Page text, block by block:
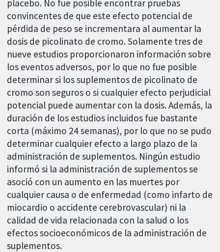
placebo. No fue posible encontrar pruebas
convincentes de que este efecto potencial de
pérdida de peso se incrementara al aumentar la
dosis de picolinato de cromo. Solamente tres de
nueve estudios proporcionaron información sobre
los eventos adversos, por lo que no fue posible
determinar si los suplementos de picolinato de
cromo son seguros o si cualquier efecto perjudicial
potencial puede aumentar con la dosis. Además, la
duración de los estudios incluidos fue bastante
corta (máximo 24 semanas), por lo que no se pudo
determinar cualquier efecto a largo plazo de la
administración de suplementos. Ningún estudio
informó si la administración de suplementos se
asoció con un aumento en las muertes por
cualquier causa o de enfermedad (como infarto de
miocardio o accidente cerebrovascular) ni la
calidad de vida relacionada con la salud o los
efectos socioeconómicos de la administración de
suplementos.